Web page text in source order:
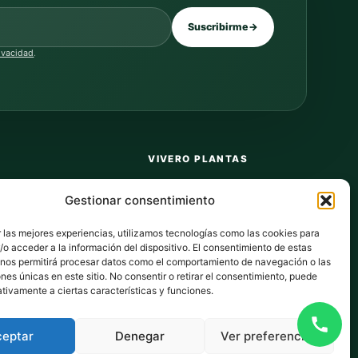
Gestionar consentimiento
las mejores experiencias, utilizamos tecnologías como las cookies para
o acceder a la información del dispositivo. El consentimiento de estas
permitirá procesar datos como el comportamiento de navegación o las
únicas en este sitio. No consentir o retirar el consentimiento, puede
a ciertas características y funciones.
Denegar Ver preferencias
Suscribirme→
.
VIVERO PLANTAS
Privacidad
Cookies